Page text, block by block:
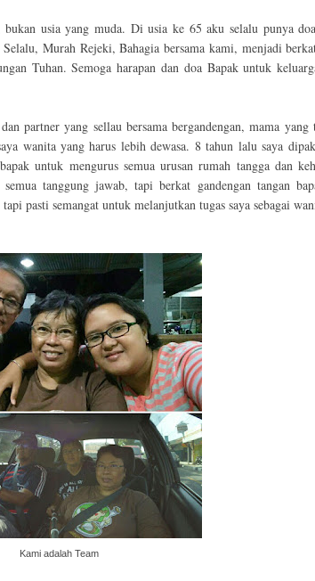
bukan usia yang muda. Di usia ke 65 aku selalu punya
Murah Rejeki, Bahagia bersama kami, menjadi
Tuhan. Semoga harapan dan doa Bapak untuk
partner yang sellau bersama bergandengan, mama yang
wanita yang harus lebih dewasa. 8 tahun lalu saya
untuk mengurus semua urusan rumah tangga dan
tanggung jawab, tapi berkat gandengan tangan
pasti semangat untuk melanjutkan tugas saya sebagai
Kami adalah Team